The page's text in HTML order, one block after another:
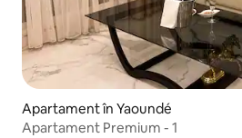
Apartament în Yaoundé
Apartament Premium - 1